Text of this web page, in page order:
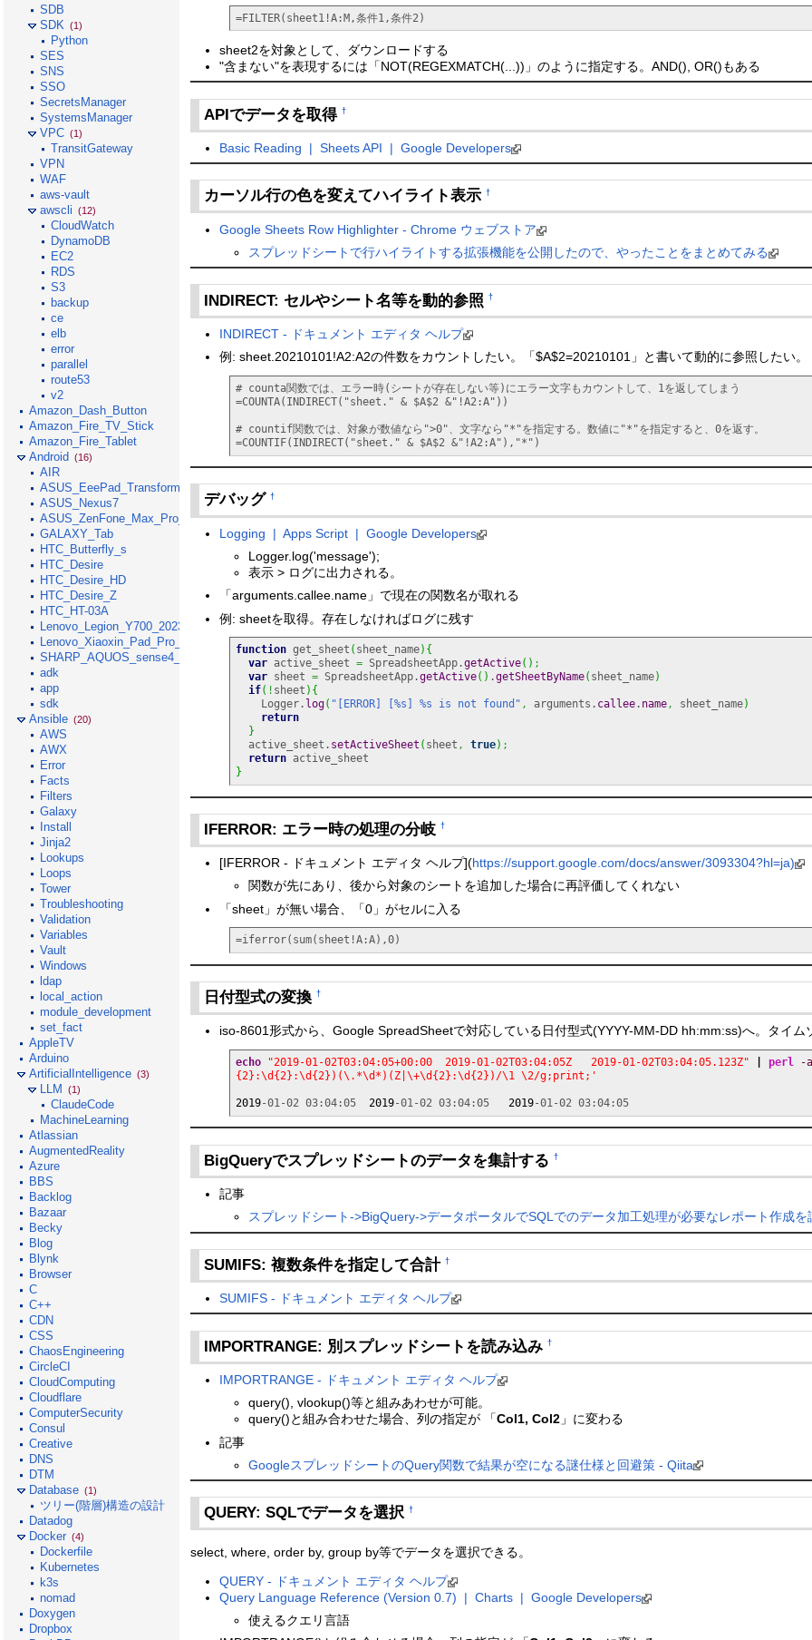
=FILTER(sheet1!A:M,条件1,条件2)
sheet2を対象として、ダウンロードする
"含まない"を表現するには「NOT(REGEXMATCH(...))」のように指定する。AND(), OR()もある
APIでデータを取得 †
Basic Reading | Sheets API | Google Developers
カーソル行の色を変えてハイライト表示 †
Google Sheets Row Highlighter - Chrome ウェブストア
スプレッドシートで行ハイライトする拡張機能を公開したので、やったことをまとめてみる
INDIRECT: セルやシート名等を動的参照 †
INDIRECT - ドキュメント エディタ ヘルプ
例: sheet.20210101!A2:A2の件数をカウントしたい。「$A$2=20210101」と書いて動的に参照したい。
# counta関数では、エラー時(シートが存在しない等)にエラー文字もカウントして、1を返してしまう
=COUNTA(INDIRECT("sheet." & $A$2 &"!A2:A"))
# countif関数では、対象が数値なら">0"、文字なら"*"を指定する。数値に"*"を指定すると、0を返す。
=COUNTIF(INDIRECT("sheet." & $A$2 &"!A2:A"),"*")
デバッグ †
Logging | Apps Script | Google Developers
Logger.log('message');
表示 > ログに出力される。
「arguments.callee.name」で現在の関数名が取れる
例: sheetを取得。存在しなければログに残す
function get_sheet ( sheet_name) {
var active_sheet = SpreadsheetApp.getActive( ) ;
var sheet = SpreadsheetApp.getActive( ) .getSheetByName( sheet_name)
if( ! sheet ) {
    Logger.
log( "[ERROR] [%s] %s is not found" , arguments. callee . name, sheet_name)
return
}
  active_sheet.
setActiveSheet ( sheet , true) ;
return
}
IFERROR: エラー時の処理の分岐 †
[IFERROR - ドキュメント エディタ ヘルプ](https://support.google.com/docs/answer/3093304?hl=ja)
関数が先にあり、後から対象のシートを追加した場合に再評価してくれない
「sheet」が無い場合、「0」がセルに入る
=iferror(sum(sheet!A:A),0)
日付型式の変換 †
iso-8601形式から、Google SpreadSheetで対応している日付型式(YYYY-MM-DD hh:mm:ss)へ。タイム
echo "2019-01-02T03:04:05+00:00  2019-01-02T03:04:05Z   2019-01-02T03:04:05.123Z" perl
-
{2}:\d{2}:\d{2})(\.*\d*)(Z|\+\d{2}:\d{2})/\1 \2/g;print;'
2019-01-02 03:04:05 2019-01-02 03:04:05 2019-01-02 03:04:05
BigQueryでスプレッドシートのデータを集計する †
記事
スプレッドシート->BigQuery->データポータルでSQLでのデータ加工処理が必要なレポート作成
SUMIFS: 複数条件を指定して合計 †
SUMIFS - ドキュメント エディタ ヘルプ
IMPORTRANGE: 別スプレッドシートを読み込み †
IMPORTRANGE - ドキュメント エディタ ヘルプ
query(), vlookup()等と組みあわせが可能。
query()と組み合わせた場合、列の指定が 「Col1, Col2」に変わる
記事
GoogleスプレッドシートのQuery関数で結果が空になる謎仕様と回避策 - Qiita
QUERY: SQLでデータを選択 †
select, where, order by, group by等でデータを選択できる。
QUERY - ドキュメント エディタ ヘルプ
Query Language Reference (Version 0.7) | Charts | Google Developers
使えるクエリ言語
SDB
SDK (1)
Python
SES
SNS
SSO
SecretsManager
SystemsManager
VPC (1)
TransitGateway
VPN
WAF
aws-vault
awscli (12)
CloudWatch
DynamoDB
EC2
RDS
S3
backup
ce
elb
error
parallel
route53
v2
Amazon_Dash_Button
Amazon_Fire_TV_Stick
Amazon_Fire_Tablet
Android (16)
AIR
ASUS_EeePad_Transformer
ASUS_Nexus7
ASUS_ZenFone_Max_Pro_M1
GALAXY_Tab
HTC_Butterfly_s
HTC_Desire
HTC_Desire_HD
HTC_Desire_Z
HTC_HT-03A
Lenovo_Legion_Y700_2023
Lenovo_Xiaoxin_Pad_Pro_GT_2025
SHARP_AQUOS_sense4_lite
adk
app
sdk
Ansible (20)
AWS
AWX
Error
Facts
Filters
Galaxy
Install
Jinja2
Lookups
Loops
Tower
Troubleshooting
Validation
Variables
Vault
Windows
ldap
local_action
module_development
set_fact
AppleTV
Arduino
ArtificialIntelligence (3)
LLM (1)
ClaudeCode
MachineLearning
Atlassian
AugmentedReality
Azure
BBS
Backlog
Bazaar
Becky
Blog
Blynk
Browser
C
C++
CDN
CSS
ChaosEngineering
CircleCI
CloudComputing
Cloudflare
ComputerSecurity
Consul
Creative
DNS
DTM
Database (1)
ツリー(階層)構造の設計
Datadog
Docker (4)
Dockerfile
Kubernetes
k3s
nomad
Doxygen
Dropbox